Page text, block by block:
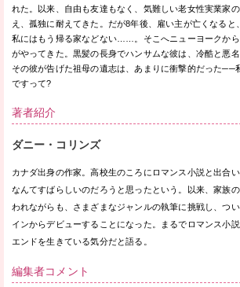
れた。以来、自由も友達もなく、気難しい老女性実業家
え、孤独に耐えてきた。だが8年後、雇い主が亡くなると
私にはもう帰る家などない……。そこへニューヨークか
がやってきた。黒髪の長身でハンサムな彼は、冷酷と悪名
その彼が告げた祖母の遺志は、あまりに衝撃的だった──
ですって?
著者紹介
ダニー・コリンズ
カナダ出身の作家。高校生のころにロマンス小説と出合
なんてすばらしいのだろうと思ったという。以来、家族
われながらも、さまざまなジャンルの執筆に挑戦し、つ
インからデビューすることになった。まるでロマンス小
エンドを生きている気分だと語る。
編集者コメント